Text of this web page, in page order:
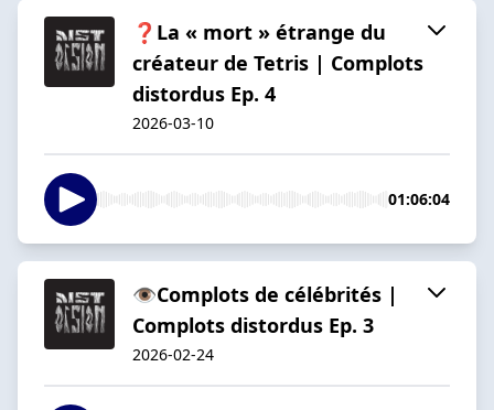
❓La « mort » étrange du
créateur de Tetris | Complots
distordus Ep. 4
2026-03-10
01:06:04
👁️Complots de célébrités |
Complots distordus Ep. 3
2026-02-24